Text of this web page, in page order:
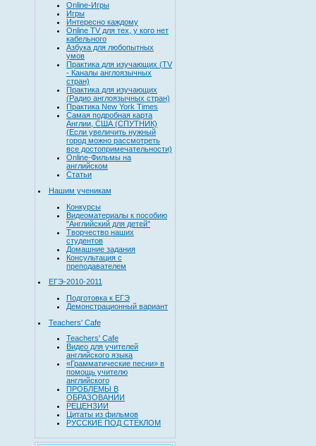
Online-Игры
Игры
Интересно каждому
Online TV для тех, у кого нет
кабельного
Азбука для любопытных
умов
Практика для изучающих (TV
- Каналы англоязычных
стран)
Практика для изучающих
(Радио англоязычных стран)
Практика New York Times
Самая подробная карта
Англии, США (СПУТНИК)
(Если увеличить нужный
город можно рассмотреть
все достопримечательности)
Online-Фильмы на
английском
Статьи
Нашим ученикам
Конкурсы
Видеоматериалы к пособию
"Английский для детей"
Творчество наших
студентов
Домашние задания
Консультация с
преподавателем
ЕГЭ-2010-2011
Подготовка к ЕГЭ
Демонстрационный вариант
Teachers' Cafe
Teachers' Cafe
Видео для учителей
английского языка
«Грамматические песни» в
помощь учителю
английского
ПРОБЛЕМЫ В
ОБРАЗОВАНИИ
РЕЦЕНЗИИ
Цитаты из фильмов
РУССКИЕ ПОД СТЕКЛОМ